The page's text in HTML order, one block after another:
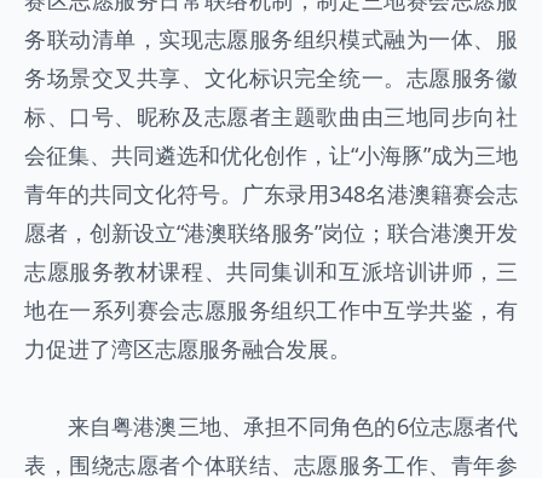
务联动清单，实现志愿服务组织模式融为一体、服
务场景交叉共享、文化标识完全统一。志愿服务徽
标、口号、昵称及志愿者主题歌曲由三地同步向社
会征集、共同遴选和优化创作，让“小海豚”成为三地
青年的共同文化符号。广东录用348名港澳籍赛会志
愿者，创新设立“港澳联络服务”岗位；联合港澳开发
志愿服务教材课程、共同集训和互派培训讲师，三
地在一系列赛会志愿服务组织工作中互学共鉴，有
力促进了湾区志愿服务融合发展。
来自粤港澳三地、承担不同角色的6位志愿者代
表，围绕志愿者个体联结、志愿服务工作、青年参